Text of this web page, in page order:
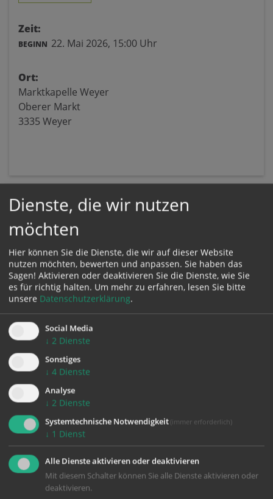
Zeit:
BEGINN 22. Mai 2026, 15:00 Uhr
Ort:
Marktkapelle Weyer
Oberer Markt
3335 Weyer
Karte:
Zustimmung erforderlich!
die Seite neu
Dienste, die wir nutzen
möchten
Hier können Sie die Dienste, die wir auf dieser Website
nutzen möchten, bewerten und anpassen. Sie haben das
Sagen! Aktivieren oder deaktivieren Sie die Dienste, wie Sie
es für richtig halten. Um mehr zu erfahren, lesen Sie bitte
unsere Datenschutzerklärung.
Social Media
↓ 2 Dienste
Sonstiges
↓ 4 Dienste
Analyse
↓ 2 Dienste
Systemtechnische Notwendigkeit (immer erforderlich)
↓ 1 Dienst
Alle Dienste aktivieren oder deaktivieren
Mit diesem Schalter können Sie alle Dienste aktivieren oder
deaktivieren.